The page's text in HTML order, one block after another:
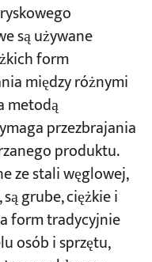
są używane
form
między różnymi
metodą
przezbrajania
produktu.
ze stali węglowej,
grube, ciężkie i
form tradycyjnie
osób i sprzętu,